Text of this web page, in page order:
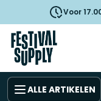
Voor
ALLE ARTIKELEN